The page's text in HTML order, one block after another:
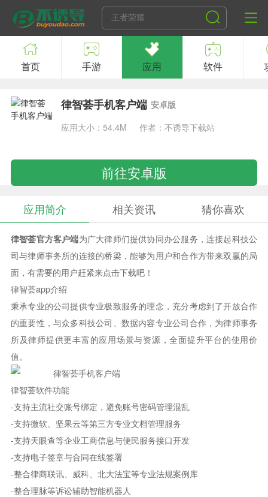
首页 手游 应用 软件
律智荟手机客户端 安卓版
应用大小：54.4M
作者：不诱导下载站
前往安卓版
应用简介 相关资讯 猜你喜欢
律智荟官方客户端为广大律师们提供协同办公服务，连接起科技公
司与律师事务所的连接的桥梁，能够为用户和合作方带来双赢的局
面，有需要的用户赶紧来点击下载吧！
律智荟app介绍
秉承专业的公司提供专业极致服务的理念，充分考虑到了开放合作
的重要性，与众多科技公司、数据内容专业公司合作，为律师事务
所及律师提供更丰富的应用场景与资源，全面提升平台的使用价
值。
律智荟软件功能
-支持主流社交账号绑定，避免账号密码管理混乱
-支持微软、坚果云等第三方专业文档管理服务
-支持天眼查等企业工商信息与便民服务接口开发
-支持电子签章与合同在线签署
-整合律商联讯、威科、北大法宝等专业法规案例库
-整合理脉等诉讼辅助智能机器人